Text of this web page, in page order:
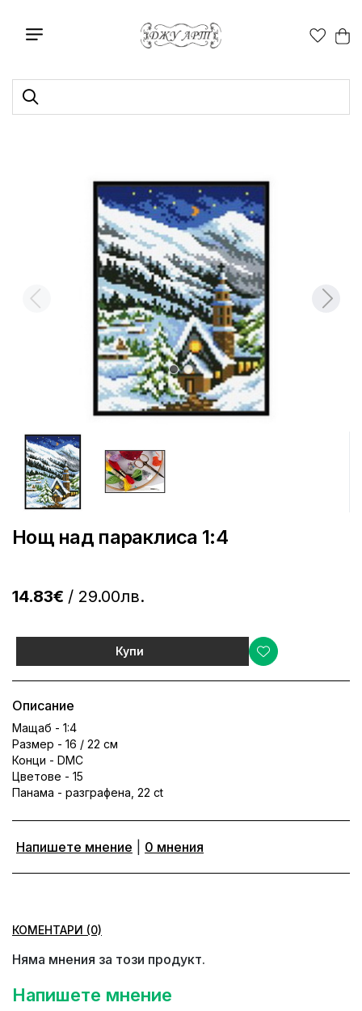
Нощ над параклиса 1:4
14.83€ / 29.00лв.
Купи
Описание
Мащаб - 1:4
Размер - 16 / 22 см
Конци - DMC
Цветове - 15
Панама - разграфена, 22 ct
Напишете мнение 0 мнения
КОМЕНТАРИ (0)
Няма мнения за този продукт.
Напишете мнение